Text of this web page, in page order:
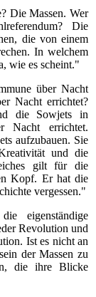
Die Massen. Wer
Die
die von einem
In welchem
wie es scheint."
über Nacht
Nacht errichtet?
die Sowjets in
Nacht errichtet.
aufzubauen. Sie
und die
gilt für die
Kopf. Er hat die
vergessen."
eigenständige
Revolution und
Ist es nicht an
der Massen zu
die ihre Blicke